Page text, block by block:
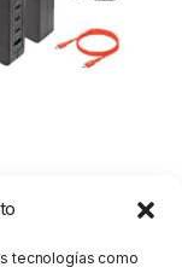
tecnologías como